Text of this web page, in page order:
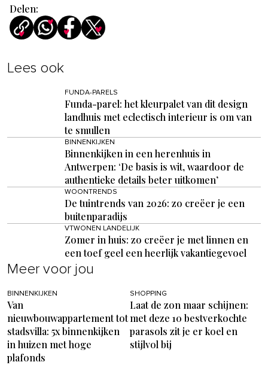
Delen:
Lees ook
FUNDA-PARELS
Funda-parel: het kleurpalet van dit design
landhuis met eclectisch interieur is om van
te smullen
BINNENKIJKEN
Binnenkijken in een herenhuis in
Antwerpen: ‘De basis is wit, waardoor de
authentieke details beter uitkomen’
WOONTRENDS
De tuintrends van 2026: zo creëer je een
buitenparadijs
VTWONEN LANDELIJK
Zomer in huis: zo creëer je met linnen en
een toef geel een heerlijk vakantiegevoel
Meer voor jou
BINNENKIJKEN
Van
nieuwbouwappartement tot
stadsvilla: 5x binnenkijken
in huizen met hoge
plafonds
SHOPPING
Laat de zon maar schijnen:
met deze 10 bestverkochte
parasols zit je er koel en
stijlvol bij